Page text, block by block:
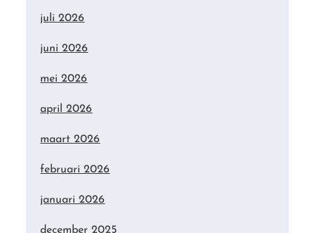
juli 2026
juni 2026
mei 2026
april 2026
maart 2026
februari 2026
januari 2026
december 2025